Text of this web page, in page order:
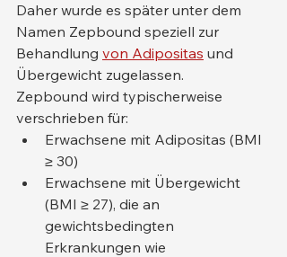
Daher wurde es später unter dem
Namen Zepbound speziell zur
Behandlung von Adipositas und
Übergewicht zugelassen.
Zepbound wird typischerweise
verschrieben für:
Erwachsene mit Adipositas (BMI
≥ 30)
Erwachsene mit Übergewicht
(BMI ≥ 27), die an
gewichtsbedingten
Erkrankungen wie